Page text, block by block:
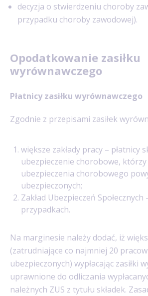
decyzja o stwierdzeniu choroby
przypadku choroby zawodowej).
Opodatkowanie zasiłku
wyrównawczego
Płatnicy zasiłku wyrównawczego
Zgodnie z przepisami zasiłek
większe zakłady pracy – płatnicy
ubezpieczenie chorobowe, którzy
ubezpieczenia chorobowego
ubezpieczonych;
Zakład Ubezpieczeń Społecznych
przypadkach.
Na marginesie należy dodać, iż
(zatrudniające co najmniej 20
ubezpieczonych) wypłacając zasiłki
uprawnione do odliczania
należnych ZUS z tytułu składek.